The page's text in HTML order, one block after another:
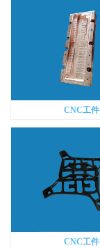
CNC工件
CNC工件